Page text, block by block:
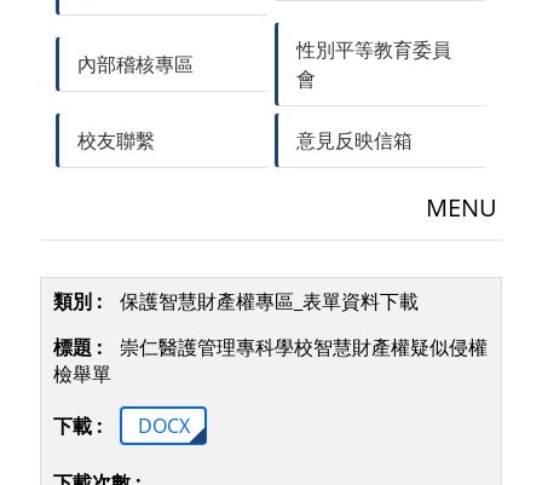
內部稽核專區
性別平等教育委員
會
校友聯繫 意見反映信箱
MENU
保護智慧財產權專區_表單資料下載
崇仁醫護管理專科學校智慧財產權疑似侵權
檢舉單
DOCX